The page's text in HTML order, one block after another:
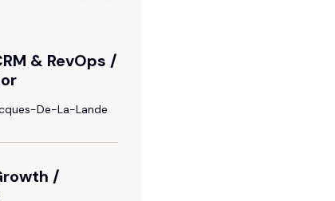
& RevOps /
De-La-Lande
/